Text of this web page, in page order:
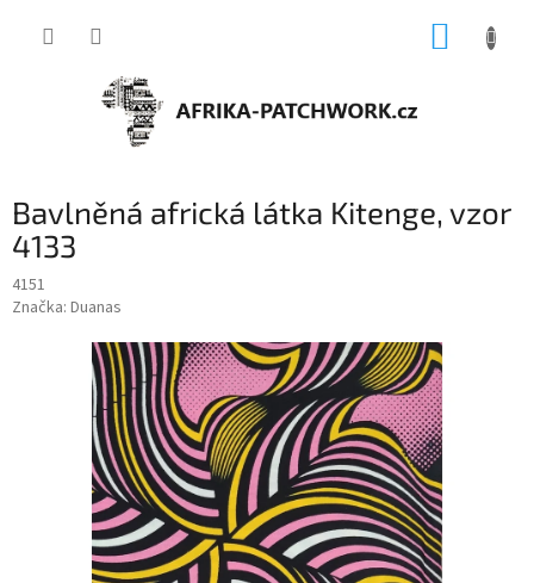
Bavlněná africká látka Kitenge, vzor
4133
4151
Značka: Duanas